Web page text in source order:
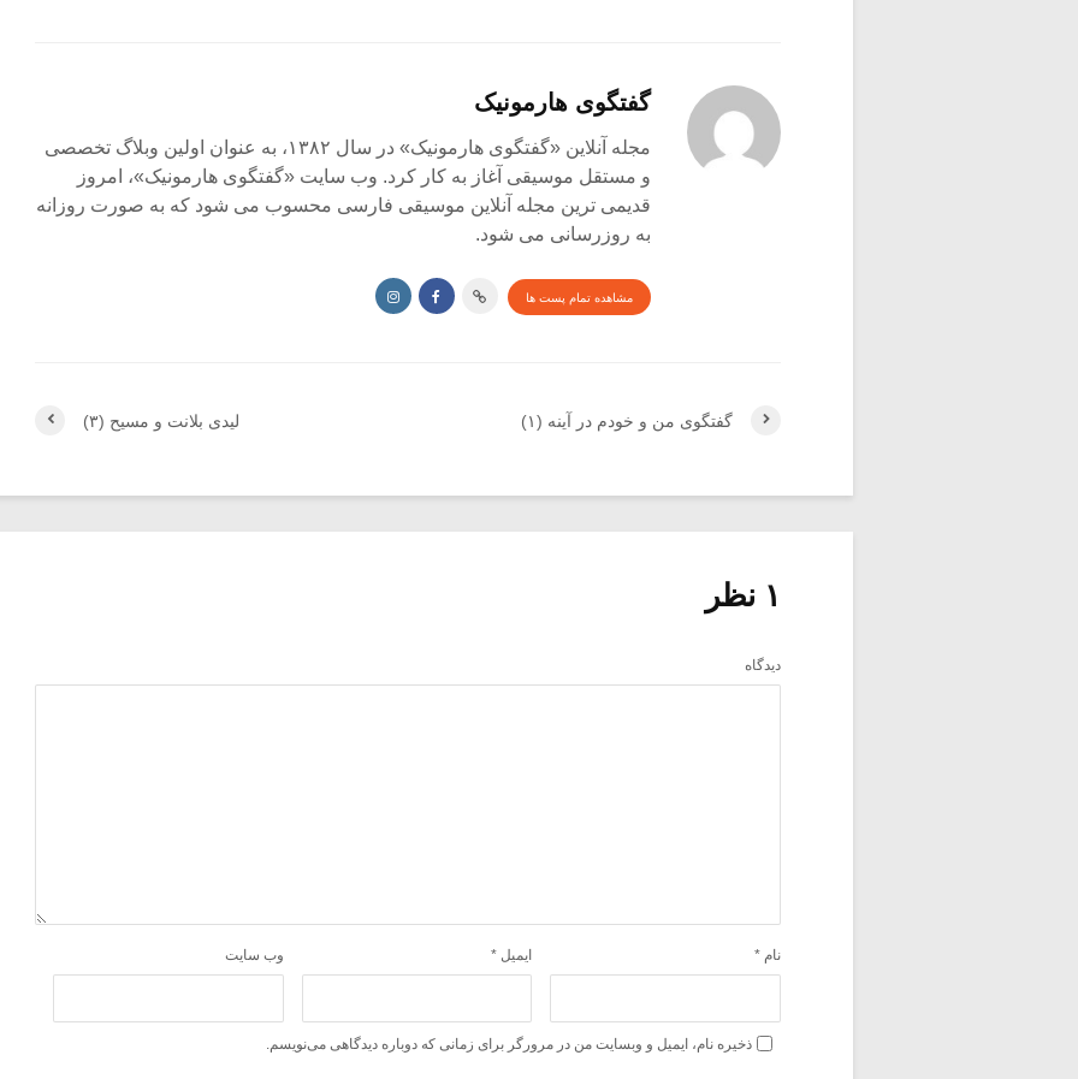
گفتگوی هارمونیک
مجله آنلاین «گفتگوی هارمونیک» در سال ۱۳۸۲، به عنوان اولین وبلاگ تخصصی
و مستقل موسیقی آغاز به کار کرد. وب سایت «گفتگوی هارمونیک»، امروز
قدیمی ترین مجله آنلاین موسیقی فارسی محسوب می شود که به صورت روزانه
به روزرسانی می شود.
مشاهده تمام پست ها
لیدی بلانت و مسیح (۳) گفتگوی من و خودم در آینه (۱)
۱ نظر
دیدگاه
نام * ایمیل * وب‌ سایت
ذخیره نام، ایمیل و وبسایت من در مرورگر برای زمانی که دوباره دیدگاهی می‌نویسم.